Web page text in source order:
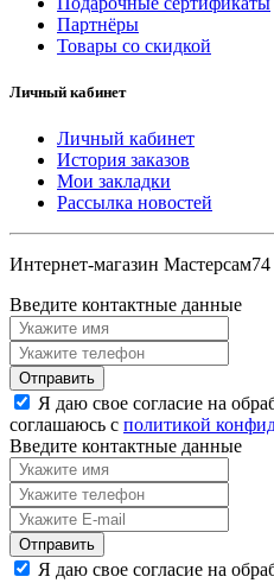
Партнёры
Товары со скидкой
Личный кабинет
Личный кабинет
История заказов
Мои закладки
Рассылка новостей
Интернет-магазин
Введите контактные данные
Я даю свое согласие на
соглашаюсь с политикой
Введите контактные данные
Я даю свое согласие на